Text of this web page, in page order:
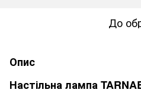
До
Опис
Настільна лампа